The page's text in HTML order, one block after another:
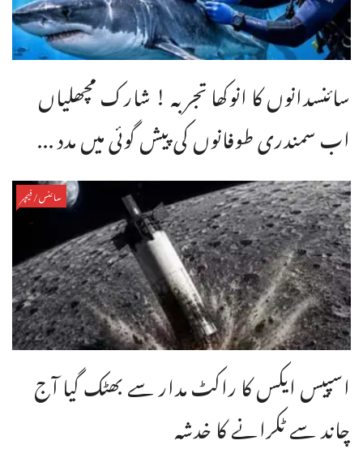
سائنسدانوں کا انوکھا تجربہ ! شارک مچھلیاں
اب سمندری طوفانوں کی پیش گوئی میں مدد ...
سائنس/فیچر
اسپیس ایکس کا راکٹ مدار سے بھٹک گیا آج
چاند سے ٹکرانے کا خدشہ